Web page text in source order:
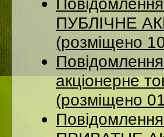
ПУБЛІЧНЕ
(розміщено
акціонерне
(розміщено